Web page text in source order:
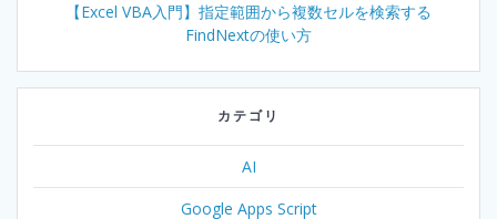
【Excel VBA入門】指定範囲から複数セルを検索する
FindNextの使い方
カテゴリ
AI
Google Apps Script